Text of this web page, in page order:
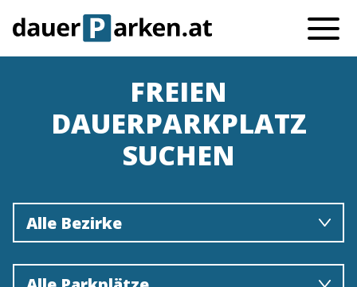
FREIEN
DAUERPARKPLATZ
SUCHEN
Alle Bezirke